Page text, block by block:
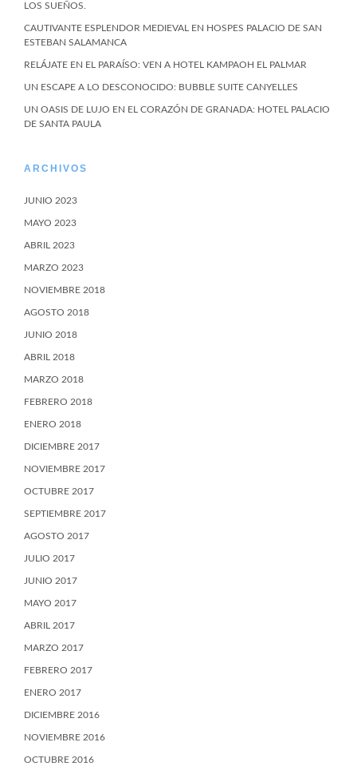
LOS SUEÑOS.
CAUTIVANTE ESPLENDOR MEDIEVAL EN HOSPES PALACIO DE SAN
ESTEBAN SALAMANCA
RELÁJATE EN EL PARAÍSO: VEN A HOTEL KAMPAOH EL PALMAR
UN ESCAPE A LO DESCONOCIDO: BUBBLE SUITE CANYELLES
UN OASIS DE LUJO EN EL CORAZÓN DE GRANADA: HOTEL PALACIO
DE SANTA PAULA
ARCHIVOS
JUNIO 2023
MAYO 2023
ABRIL 2023
MARZO 2023
NOVIEMBRE 2018
AGOSTO 2018
JUNIO 2018
ABRIL 2018
MARZO 2018
FEBRERO 2018
ENERO 2018
DICIEMBRE 2017
NOVIEMBRE 2017
OCTUBRE 2017
SEPTIEMBRE 2017
AGOSTO 2017
JULIO 2017
JUNIO 2017
MAYO 2017
ABRIL 2017
MARZO 2017
FEBRERO 2017
ENERO 2017
DICIEMBRE 2016
NOVIEMBRE 2016
OCTUBRE 2016